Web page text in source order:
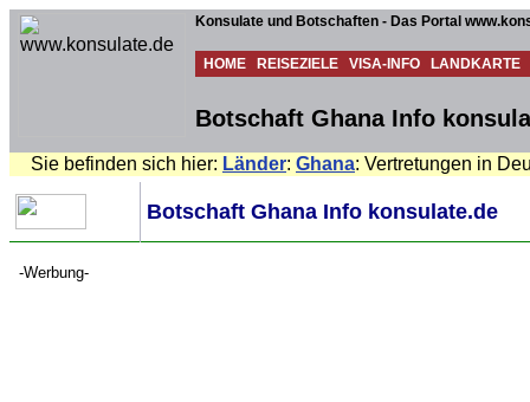
Konsulate und Botschaften - Das Portal
HOME REISEZIELE VISA-INFO LANDKARTE
Botschaft Ghana Info
Sie befinden sich hier: Länder: Ghana: Vertretungen in
Botschaft Ghana Info konsulate.de
-Werbung-